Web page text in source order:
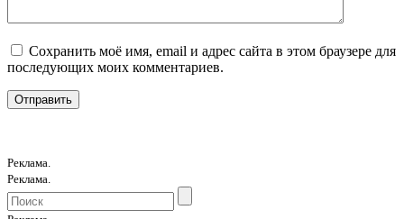
Сохранить моё имя, email и адрес сайта в этом браузере для
последующих моих комментариев.
Реклама.
Реклама.